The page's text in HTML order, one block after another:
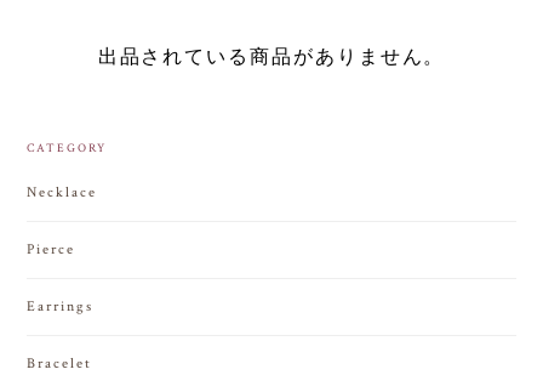
出品されている商品がありません。
CATEGORY
Necklace
Pierce
Earrings
Bracelet